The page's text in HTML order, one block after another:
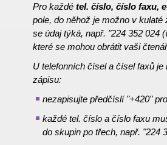
Pro každétel. číslo, číslo faxu,
pole, do něhož je možno v
se údaj týká, např. "224 352 024
které se mohou obrátit vaši
U telefonních čísel a čísel faxů je
zápisu:
nezapisujte předčíslí "+420"
každé tel. číslo a číslo faxu
do skupin po třech, např. "224